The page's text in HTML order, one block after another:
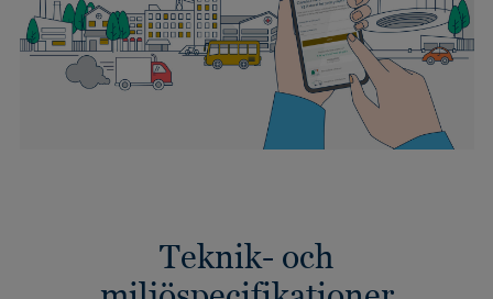
Teknik- och